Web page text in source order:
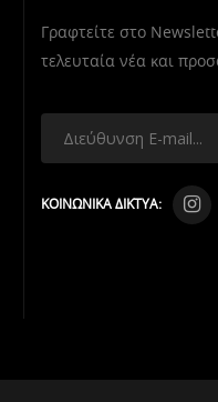
Γραφτείτε στο
τελευταία νέα και
ΚΟΙΝΩΝΙΚΑ ΔΙΚΤΥΑ: